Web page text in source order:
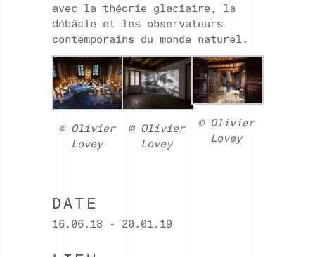
avec la théorie glaciaire, la
débâcle et les observateurs
contemporains du monde naturel.
© Olivier
Lovey
© Olivier
Lovey
© Olivier
Lovey
DATE
16.06.18 - 20.01.19